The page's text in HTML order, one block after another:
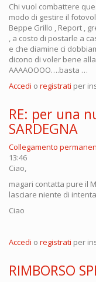
Chi vuol combattere
modo di gestire il
Beppe Grillo , Report ,
, a costo di postarle a
e che diamine ci
dicono di voler bene
AAAAOOOO….basta …
Accedi o registrati per
RE: per una
SARDEGNA
Collegamento
13:46
Ciao,
magari contatta pure il
lasciare niente di
Ciao
Accedi o registrati per
RIMBORSO